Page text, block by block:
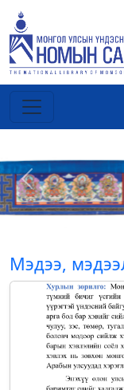
Previous
Мэдээ,